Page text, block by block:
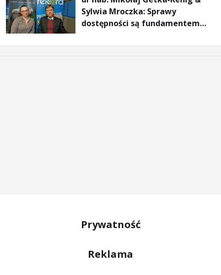
Sylwia Mroczka: Sprawy
dostępności są fundamentem
Prywatność
Reklama